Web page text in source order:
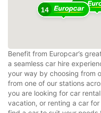
17
14
Benefit from Europcar’s
a seamless car hire
your way by choosing from
from one of our stations
you are looking for car
vacation, or renting a car